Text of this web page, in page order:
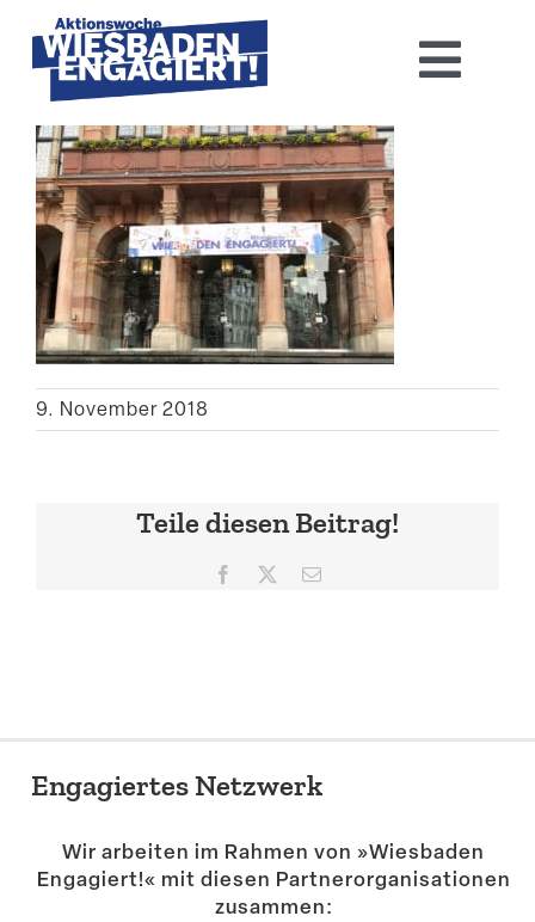
content
Home
Aktions­woche 2026
Basis-Infos
Dokumen­tation 2025
Aktuelles
Suche
9. November 2018
Teile diesen Beitrag!
Facebook E-
Engagiertes Netzwerk
Wir arbeiten im Rahmen von »Wiesbaden
Engagiert!« mit diesen Partner­or­ga­ni­sa­tionen
zusammen: